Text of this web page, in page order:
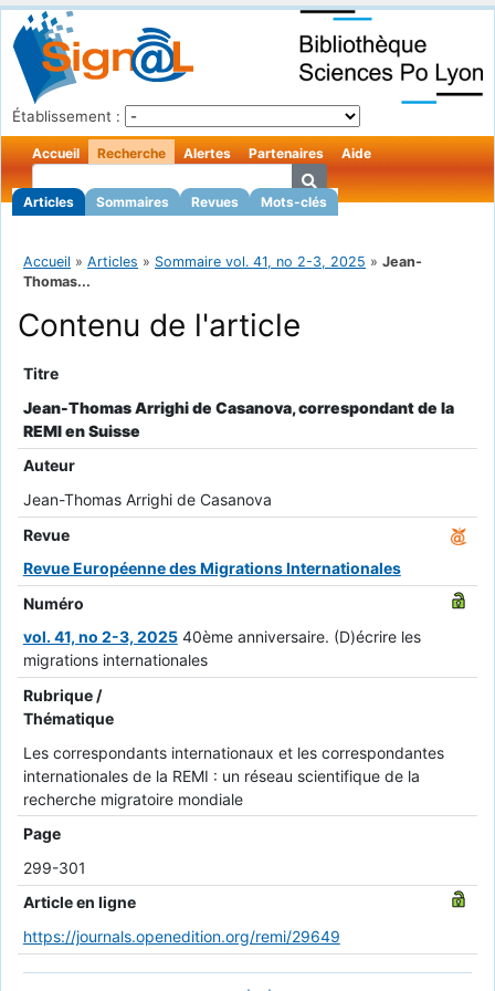
Établissement :
Accueil Recherche
Articles Sommaires Revues Mots-clés
Alertes Partenaires Aide
Accueil » Articles » Sommaire vol. 41, no 2-3, 2025 » Jean-
Thomas...
Contenu de l'article
Titre
Jean-Thomas Arrighi de Casanova, correspondant de la
REMI en Suisse
Auteur
Jean-Thomas Arrighi de Casanova
Revue
Revue Européenne des Migrations Internationales
Numéro
vol. 41, no 2-3, 2025 40ème anniversaire. (D)écrire les
migrations internationales
Rubrique /
Thématique
Les correspondants internationaux et les correspondantes
internationales de la REMI : un réseau scientifique de la
recherche migratoire mondiale
Page
299-301
Article en ligne
https://journals.openedition.org/remi/29649